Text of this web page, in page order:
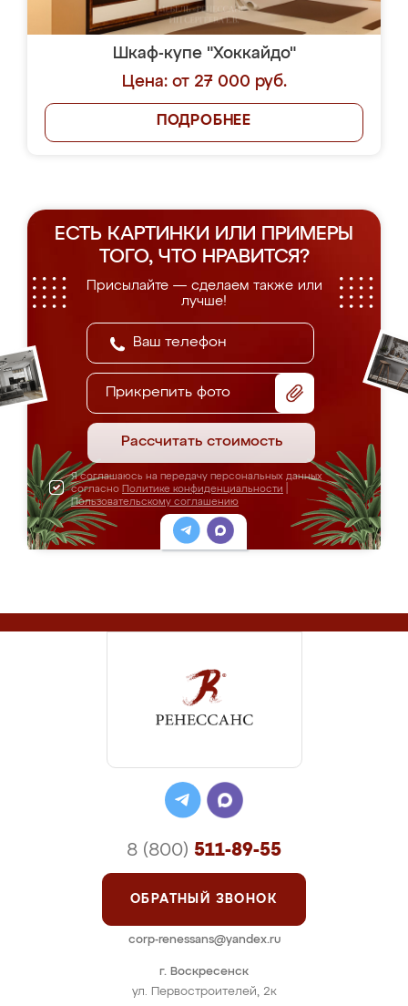
Шкаф-купе "Хоккайдо"
Цена: от 27 000 руб.
ПОДРОБНЕЕ
ЕСТЬ КАРТИНКИ ИЛИ ПРИМЕРЫ
ТОГО, ЧТО НРАВИТСЯ?
Присылайте — сделаем также или
лучше!
Прикрепить фото
Рассчитать стоимость
Я соглашаюсь на передачу персональных данных
согласно Политике конфиденциальности
Пользовательскому соглашению
г. Воскресенск
ул. Первостроителей, 2к
8 (800) 511-89-55
ОБРАТНЫЙ ЗВОНОК
corp-renessans@yandex.ru